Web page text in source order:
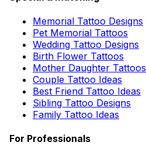
Memorial Tattoo Designs
Pet Memorial Tattoos
Wedding Tattoo Designs
Birth Flower Tattoos
Mother Daughter Tattoos
Couple Tattoo Ideas
Best Friend Tattoo Ideas
Sibling Tattoo Designs
Family Tattoo Ideas
For Professionals